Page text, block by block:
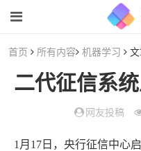
首页 所有内容 机器学习
二代征信系
网友投稿
1月17日，央行征信中心